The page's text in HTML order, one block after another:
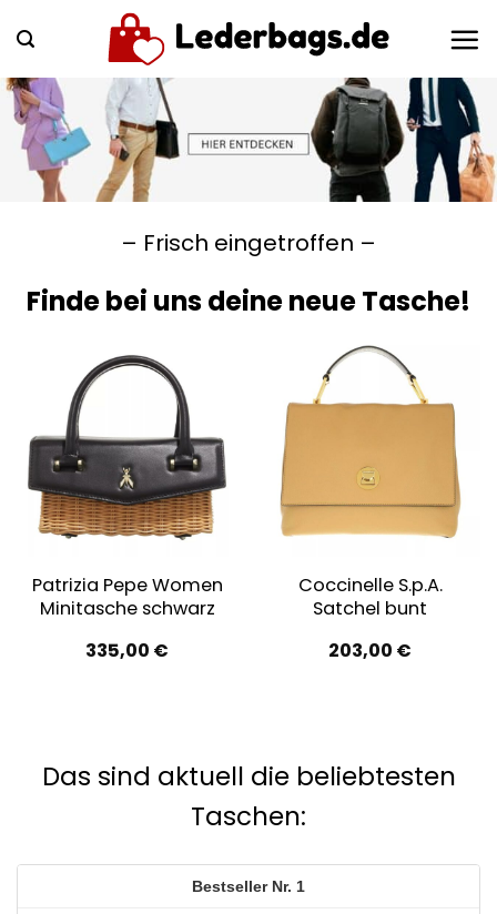
Inhalt
springen
– Frisch eingetroffen –
Finde bei uns deine neue Tasche!
Patrizia Pepe Women
Minitasche schwarz
335,00 €
Coccinelle S.p.A.
Satchel bunt
203,00 €
Das sind aktuell die beliebtesten
Taschen:
1